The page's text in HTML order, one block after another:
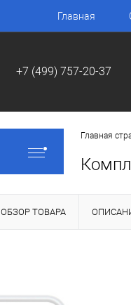
Главная
+7 (499) 757-20-37
Главная
ОБЗОР ТОВАРА